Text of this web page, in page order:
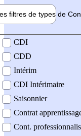
filtres de types de
contrat
CDI
CDD
Intérim
CDI Intérimaire
Saisonnier
Contrat
Cont.